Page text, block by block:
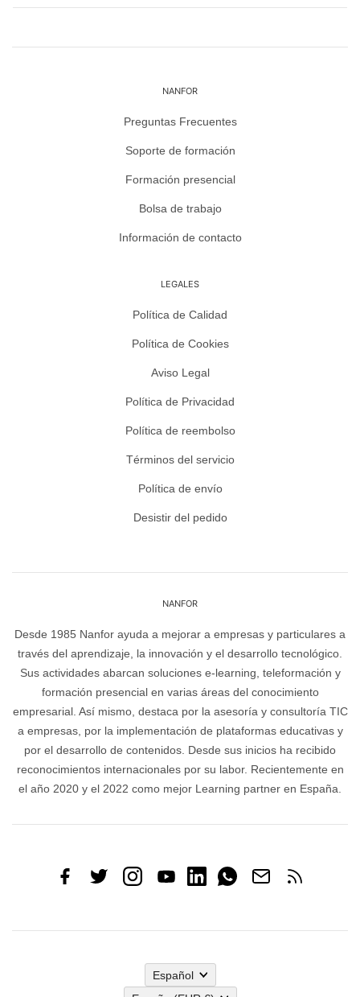
NANFOR
Preguntas Frecuentes
Soporte de formación
Formación presencial
Bolsa de trabajo
Información de contacto
LEGALES
Política de Calidad
Política de Cookies
Aviso Legal
Política de Privacidad
Política de reembolso
Términos del servicio
Política de envío
Desistir del pedido
NANFOR
Desde 1985 Nanfor ayuda a mejorar a empresas y particulares a
través del aprendizaje, la innovación y el desarrollo tecnológico.
Sus actividades abarcan soluciones e-learning, teleformación y
formación presencial en varias áreas del conocimiento
empresarial. Así mismo, destaca por la asesoría y consultoría TIC
a empresas, por la implementación de plataformas educativas y
por el desarrollo de contenidos. Desde sus inicios ha recibido
reconocimientos internacionales por su labor. Recientemente en
el año 2020 y el 2022 como mejor Learning partner en España.
Español